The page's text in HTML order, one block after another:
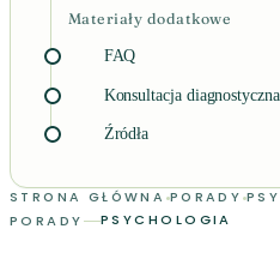
Materiały dodatkowe
FAQ
Konsultacja diagnostyczna
Źródła
STRONA GŁÓWNA PORADY
DIAGNOZA ADHD U
PORADY PSYCHOLOGIA